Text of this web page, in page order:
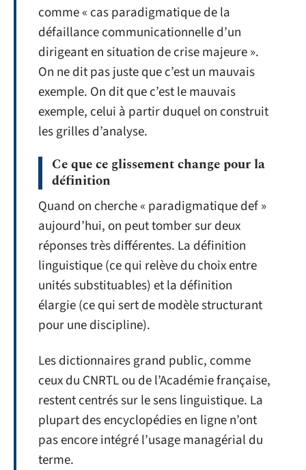
comme « cas paradigmatique de la
défaillance communicationnelle d’un
dirigeant en situation de crise majeure ».
On ne dit pas juste que c’est un mauvais
exemple. On dit que c’est le mauvais
exemple, celui à partir duquel on construit
les grilles d’analyse.
Ce que ce glissement change pour la
définition
Quand on cherche « paradigmatique def »
aujourd’hui, on peut tomber sur deux
réponses très différentes. La définition
linguistique (ce qui relève du choix entre
unités substituables) et la définition
élargie (ce qui sert de modèle structurant
pour une discipline).
Les dictionnaires grand public, comme
ceux du CNRTL ou de l’Académie française,
restent centrés sur le sens linguistique. La
plupart des encyclopédies en ligne n’ont
pas encore intégré l’usage managérial du
terme.